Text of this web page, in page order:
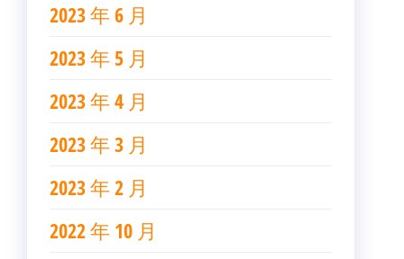
2023 年 6 月
2023 年 5 月
2023 年 4 月
2023 年 3 月
2023 年 2 月
2022 年 10 月